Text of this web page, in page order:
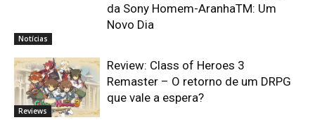
Notícias
da Sony Homem-AranhaTM: Um
Novo Dia
Reviews
Review: Class of Heroes 3
Remaster – O retorno de um DRPG
que vale a espera?